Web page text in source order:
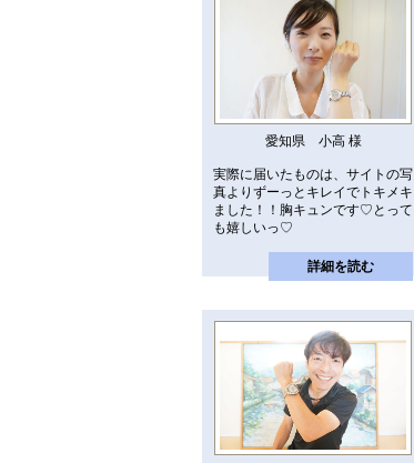
愛知県 小高 様
実際に届いたものは、サイトの写
真よりずーっとキレイでトキメキ
ました！！胸キュンです♡とって
も嬉しいっ♡
詳細を読む